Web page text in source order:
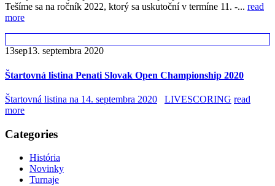
Tešíme sa na ročník 2022, ktorý sa uskutoční v termíne 11. -... read
more
13sep13. septembra 2020
Štartovná listina Penati Slovak Open Championship 2020
Štartovná listina na 14. septembra 2020 LIVESCORING read
more
Categories
História
Novinky
Turnaje